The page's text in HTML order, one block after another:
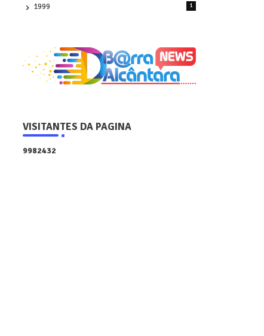
1999 1
VISITANTES DA PAGINA
9982432